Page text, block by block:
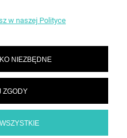
w naszej Polityce
NIEZBĘDNE
ZGODY